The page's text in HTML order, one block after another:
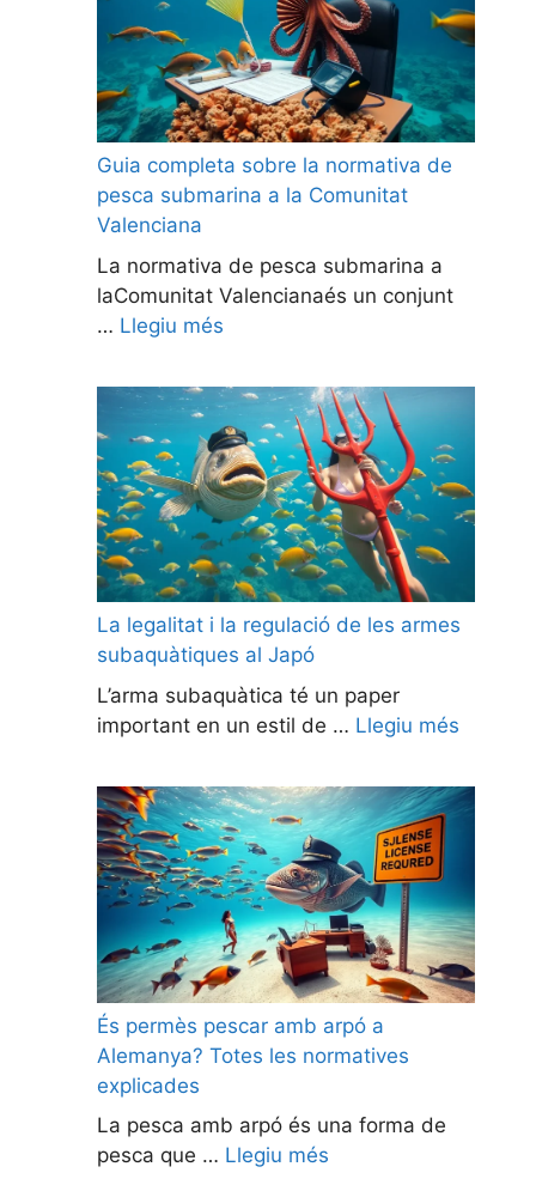
Guia completa sobre la normativa de
pesca submarina a la Comunitat
Valenciana
La normativa de pesca submarina a
laComunitat Valencianaés un conjunt
… Llegiu més
La legalitat i la regulació de les armes
subaquàtiques al Japó
L’arma subaquàtica té un paper
important en un estil de … Llegiu més
És permès pescar amb arpó a
Alemanya? Totes les normatives
explicades
La pesca amb arpó és una forma de
pesca que … Llegiu més